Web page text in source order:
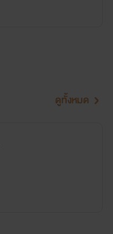
ดูทั้งหมด